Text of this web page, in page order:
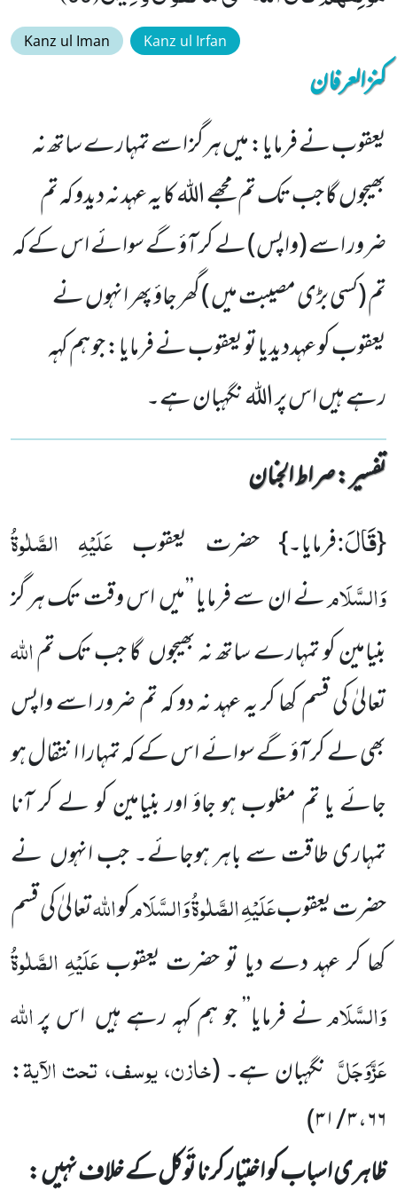
Kanz ul Iman Kanz ul Irfan
کنزالعرفان
یعقوب نے فرمایا: میں ہرگز اسے تمہارے ساتھ نہ
بھیجوں گا جب تک تم مجھے اللہ کا یہ عہد نہ دیدو کہ تم
ضرور اسے (واپس) لے کر آؤ گے سوائے اس کے کہ
تم (کسی بڑی مصیبت میں ) گھر جاؤ پھر انہوں نے
یعقوب کو عہددیدیا تو یعقوب نے فرمایا: جو ہم کہہ
رہے ہیں اس پر اللہ نگہبان ہے۔
تفسیر : ‎صراط الجنان
{قَالَ:فرمایا۔} حضرت یعقوب عَلَیْہِ الصَّلٰوۃُ
وَالسَّلَامنے ان سے فرمایا ’’میںاس وقت تک ہر گز
بنیامین کو تمہارے ساتھنہ بھیجوںگا جب تک تماللّٰہ
تعالیٰ کی قسم کھا کر یہ عہد نہ دو کہ تم ضرور اسے واپس
بھی لے کر آؤ گے سوائے اس کے کہ تمہارا انتقال ہو
جائے یا تم مغلوب ہو جاؤ اور بنیامین کو لے کر آنا
تمہاری طاقت سے باہر ہوجائے۔ جب انہوں نے
حضرت یعقوبعَلَیْہِ الصَّلٰوۃُ وَالسَّلَامکواللّٰہتعالیٰ کی قسم
کھا کر عہد دے دیا تو حضرت یعقوبعَلَیْہِ الصَّلٰوۃُ
وَالسَّلَامنے فرمایا’’ جو ہم کہہ رہے ہیں اس پراللّٰہ
عَزَّوَجَلَّ نگہبان ہے۔(خازن، یوسف، تحت الآیۃ:
۶۶،۳ / ۳۱
)
ظاہری اسباب کو اختیار کرنا تَوکل کے خلاف نہیں :